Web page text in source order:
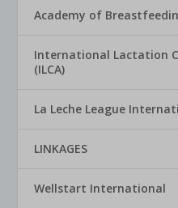
Academy of
International Lactation
(ILCA)
La Leche League
LINKAGES
Wellstart International